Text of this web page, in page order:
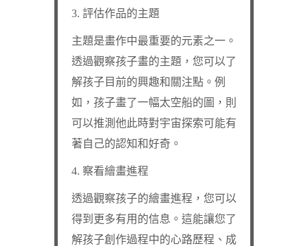
3. 評估作品的主題
主題是畫作中最重要的元素之一。
透過觀察孩子畫的主題，您可以了
解孩子目前的興趣和關注點。例
如，孩子畫了一幅太空船的圖，則
可以推測他此時對宇宙探索可能有
著自己的認知和好奇。
4. 察看繪畫進程
透過觀察孩子的繪畫進程，您可以
得到更多有用的信息。這能讓您了
解孩子創作過程中的心路歷程、成